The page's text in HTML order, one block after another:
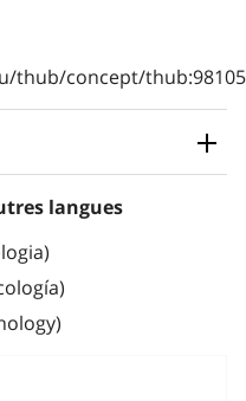
thub/concept/
langues